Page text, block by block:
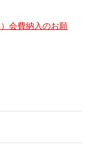
会費納入のお願